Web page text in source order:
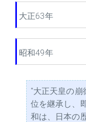
大正63年
昭和49年
"大正天皇の崩
位を継承し、
和は、日本の